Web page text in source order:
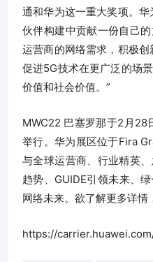
通和华为这一重大奖项。
伙伴构建中贡献一份自己
运营商的网络需求，积极创
促进5G技术在更广泛的场
价值和社会价值。”
MWC22 巴塞罗那于2月
举行。华为展区位于Fira
与全球运营商、行业精英
趋势、GUIDE引领未来、
网络未来。欲了解更多详情
https://